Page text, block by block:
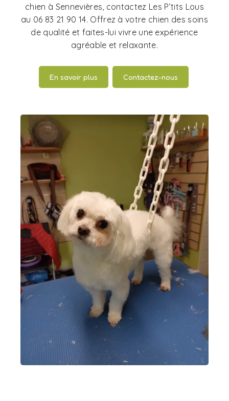
chien à Sennevières, contactez Les P’tits Lous
au 06 83 21 90 14. Offrez à votre chien des soins
de qualité et faites-lui vivre une expérience
agréable et relaxante.
En savoir plus Contactez-nous